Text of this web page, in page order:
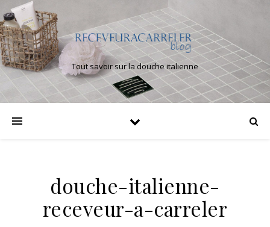
Tout savoir sur la douche italienne
douche-italienne-
receveur-a-carreler